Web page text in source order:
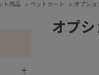
ト用品 > ペットカート > オプショ
オプシ